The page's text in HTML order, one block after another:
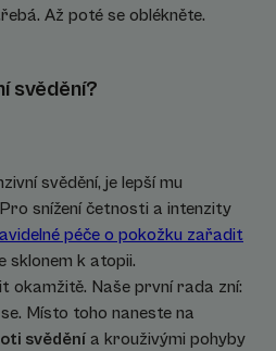
Až poté se oblékněte.
svědění?
svědění, je lepší mu
snížení četnosti a intenzity
péče o pokožku zařadit
sklonem k atopii.
okamžitě. Naše první rada zní:
Místo toho naneste na
svědění a krouživými pohyby